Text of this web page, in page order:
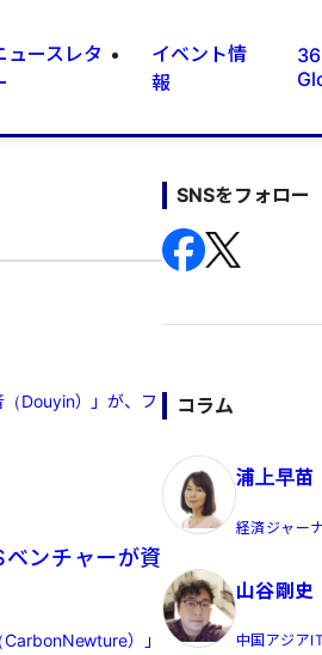
ュースレタ
イベント情
報
Douyin）」が、フ
ンチャーが資
）」
SNSをフォロー
コラム
浦上早苗
経済ジャー
山谷剛史
中国アジア